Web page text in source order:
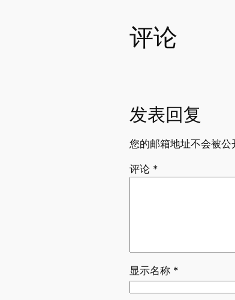
评论
发表回复
您的邮箱地址不会被公
评论 *
显示名称 *